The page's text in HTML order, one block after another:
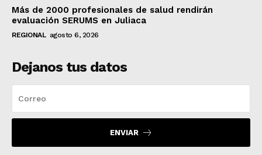
Más de 2000 profesionales de salud rendirán
evaluación SERUMS en Juliaca
REGIONAL agosto 6, 2026
Dejanos tus datos
ENVIAR